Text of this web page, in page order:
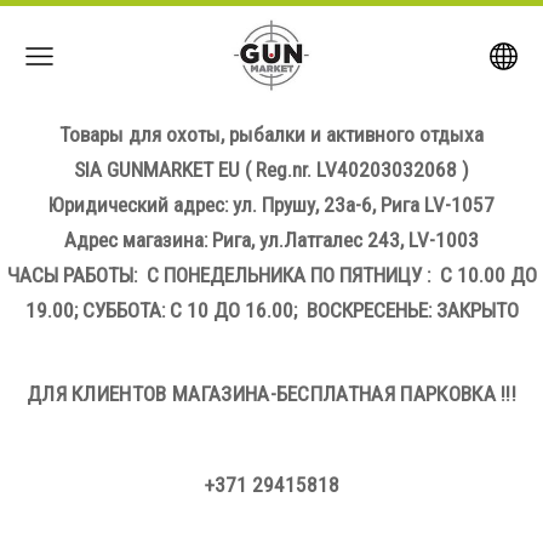
Товары для охоты, рыбалки и активного отдыха
SIA GUNMARKET EU ( Reg.nr. LV40203032068 )
Юридический адрес: ул. Прушу, 23а-6, Рига LV-1057
Адрес магазина: Рига, ул.Латгалес 243, LV-1003
ЧАСЫ РАБОТЫ: С ПОНЕДЕЛЬНИКА ПО ПЯТНИЦУ : С 10.00 ДО
19.00; СУББОТА: С 10 ДО 16.00; ВОСКРЕСЕНЬЕ: ЗАКРЫТО
ДЛЯ КЛИЕНТОВ МАГАЗИНА-БЕСПЛАТНАЯ ПАРКОВКА !!!
+371 29415818